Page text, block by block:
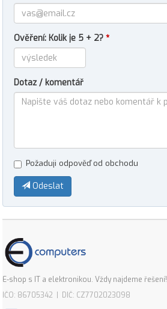
Ověření: Kolik je 5 + 2? *
Dotaz / komentář
Požaduji odpověď od obchodu
Odeslat
E-shop s IT a elektronikou. Vždy najdeme řešení!
IČO: 86705342 | DIČ: CZ7702023098